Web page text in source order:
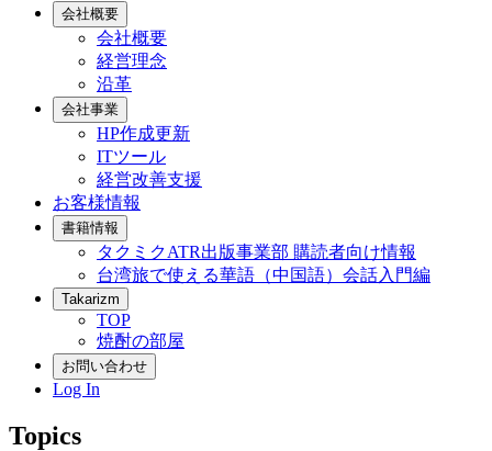
会社概要
会社概要
経営理念
沿革
会社事業
HP作成更新
ITツール
経営改善支援
お客様情報
書籍情報
タクミクATR出版事業部 購読者向け情報
台湾旅で使える華語（中国語）会話入門編
Takarizm
TOP
焼酎の部屋
お問い合わせ
Log In
Topics